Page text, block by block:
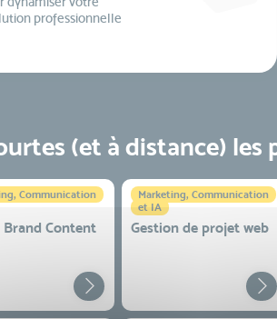
professionnelle
(et à distance) les
Communication
Content
Marketing, Communication
et IA
Gestion de projet web